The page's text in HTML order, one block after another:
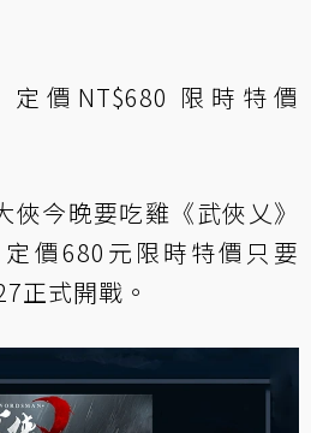
價NT$680 限時特價
今晚要吃雞《武俠乂》
價680元限時特價只要
正式開戰。